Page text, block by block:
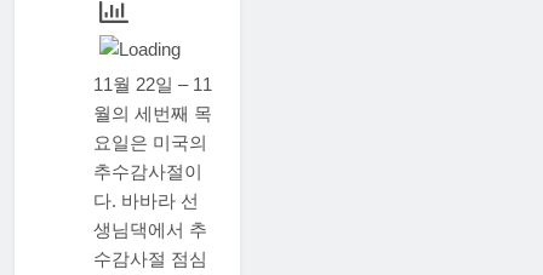
11월 22일 – 11
월의 세번째 목
요일은 미국의
추수감사절이
다. 바바라 선
생님댁에서 추
수감사절 점심